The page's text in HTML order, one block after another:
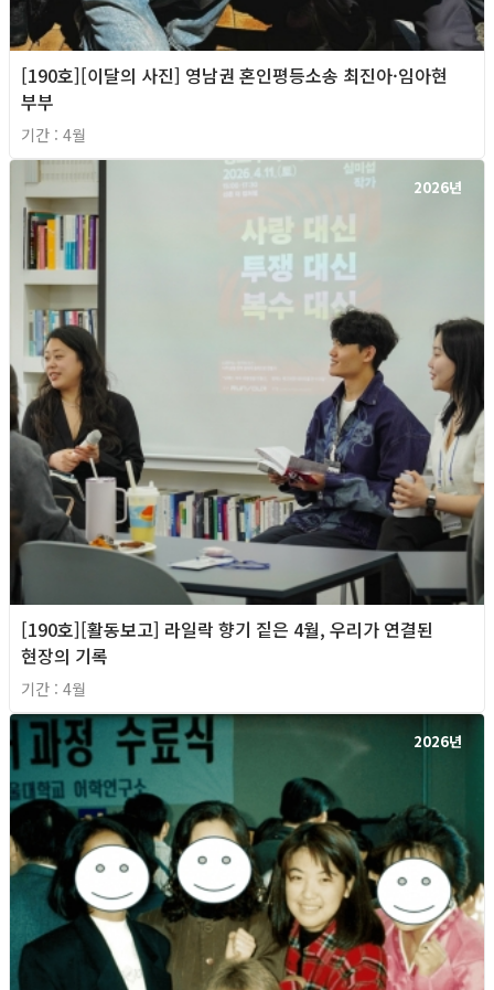
[190호][이달의 사진] 영남권 혼인평등소송 최진아·임아현
부부
기간 : 4월
2026년
[190호][활동보고] 라일락 향기 짙은 4월, 우리가 연결된
현장의 기록
기간 : 4월
2026년